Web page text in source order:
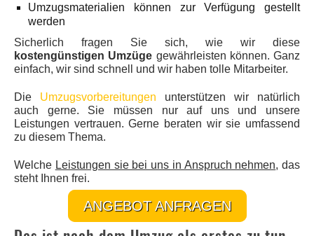
Umzugsmaterialien können zur Verfügung gestellt
werden
Sicherlich fragen Sie sich, wie wir diese
kostengünstigen Umzüge gewährleisten können. Ganz
einfach, wir sind schnell und wir haben tolle Mitarbeiter.
Die Umzugsvorbereitungen unterstützen wir natürlich
auch gerne. Sie müssen nur auf uns und unsere
Leistungen vertrauen. Gerne beraten wir sie umfassend
zu diesem Thema.
Welche Leistungen sie bei uns in Anspruch nehmen, das
steht Ihnen frei.
ANGEBOT ANFRAGEN